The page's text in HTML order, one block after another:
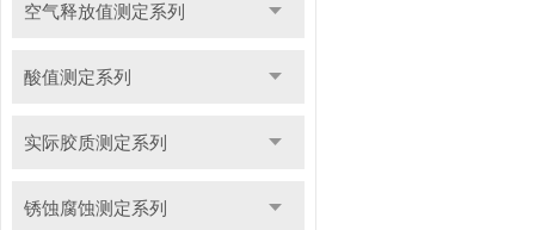
空气释放值测定系列
酸值测定系列
实际胶质测定系列
锈蚀腐蚀测定系列